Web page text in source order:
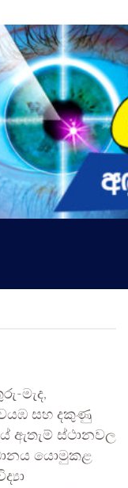
මැද,
සහ දකුණු
ඇතැම් ස්ථානවල
යොමුකළ